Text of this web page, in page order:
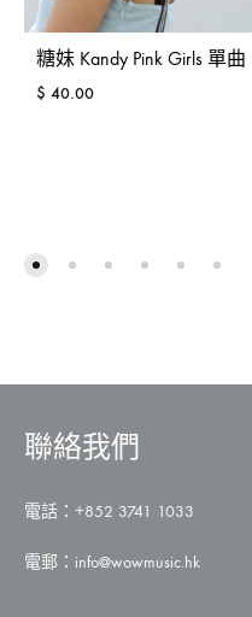
糖妹 Kandy Pink Girls 單曲
$ 40.00
聯絡我們
電話：+852 3741 1033
電郵： info@wowmusic.hk